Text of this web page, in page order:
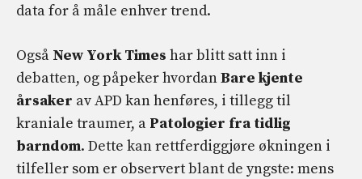
data for å måle enhver trend.
Også New York Times har blitt satt inn i
debatten, og påpeker hvordanBare kjente
årsaker av APD kan henføres, i tillegg til
kraniale traumer, a Patologier fra tidlig
barndom. Dette kan rettferdiggjøre økningen i
tilfeller som er observert blant de yngste: mens